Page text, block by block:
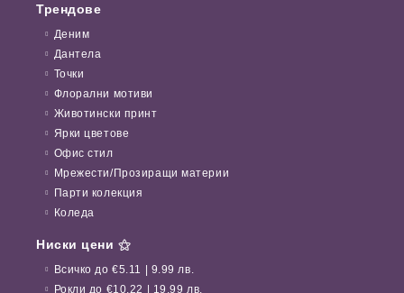
Трендове
Деним
Дантела
Точки
Флорални мотиви
Животински принт
Ярки цветове
Офис стил
Мрежести/Прозиращи материи
Парти колекция
Коледа
Ниски цени ⚝
Всичко до €5.11 | 9.99 лв.
Рокли до €10.22 | 19.99 лв.